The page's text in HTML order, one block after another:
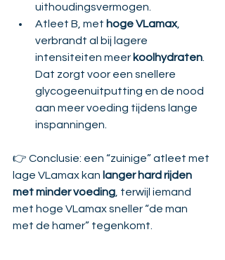
uithoudingsvermogen.
Atleet B, met hoge VLamax,
verbrandt al bij lagere
intensiteiten meer koolhydraten.
Dat zorgt voor een snellere
glycogeenuitputting en de nood
aan meer voeding tijdens lange
inspanningen.
👉 Conclusie: een “zuinige” atleet met
lage VLamax kan langer hard rijden
met minder voeding, terwijl iemand
met hoge VLamax sneller “de man
met de hamer” tegenkomt.